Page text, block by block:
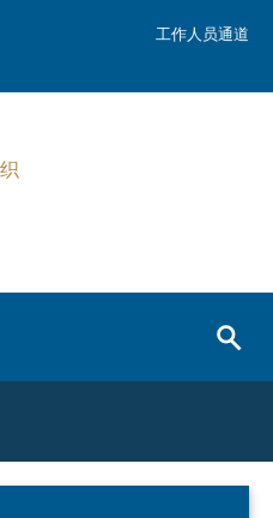
工作人员通道